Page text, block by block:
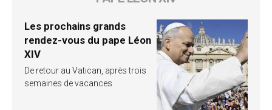
Les prochains grands
rendez-vous du pape Léon
XIV
De retour au Vatican, après trois
semaines de vacances